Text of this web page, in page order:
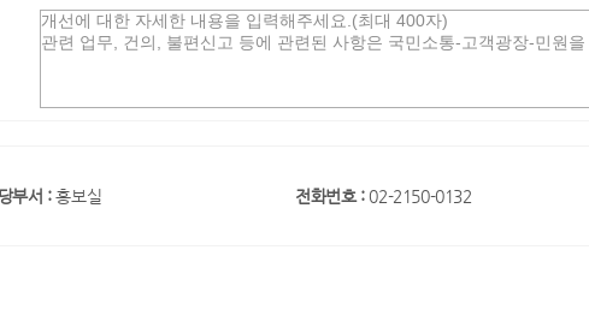
부서 :홍보실 전화번호 : 02-2150-0132